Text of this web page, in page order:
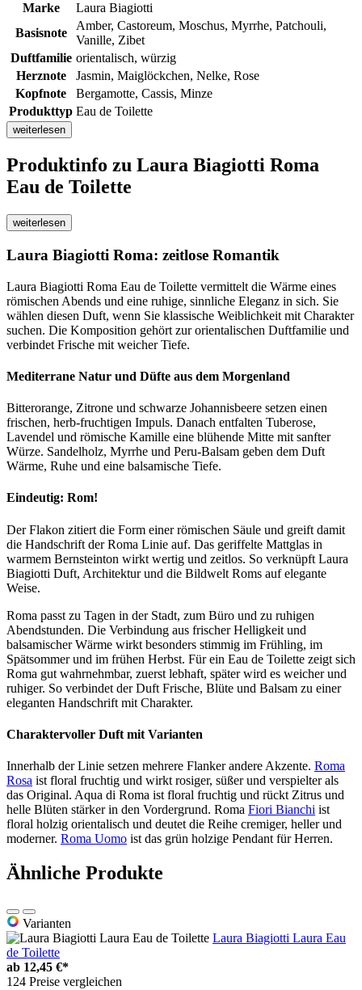
Marke
Laura Biagiotti
Basisnote
Amber, Castoreum, Moschus, Myrrhe, Patchouli,
Vanille, Zibet
Duftfamilie orientalisch, würzig
Herznote
Jasmin, Maiglöckchen, Nelke, Rose
Kopfnote
Bergamotte, Cassis, Minze
Produkttyp Eau de Toilette
weiterlesen
Produktinfo zu Laura Biagiotti Roma
Eau de Toilette
weiterlesen
Laura Biagiotti Roma: zeitlose Romantik
Laura Biagiotti Roma Eau de Toilette vermittelt die Wärme eines
römischen Abends und eine ruhige, sinnliche Eleganz in sich. Sie
wählen diesen Duft, wenn Sie klassische Weiblichkeit mit Charakter
suchen. Die Komposition gehört zur orientalischen Duftfamilie und
verbindet Frische mit weicher Tiefe.
Mediterrane Natur und Düfte aus dem Morgenland
Bitterorange, Zitrone und schwarze Johannisbeere setzen einen
frischen, herb-fruchtigen Impuls. Danach entfalten Tuberose,
Lavendel und römische Kamille eine blühende Mitte mit sanfter
Würze. Sandelholz, Myrrhe und Peru-Balsam geben dem Duft
Wärme, Ruhe und eine balsamische Tiefe.
Eindeutig: Rom!
Der Flakon zitiert die Form einer römischen Säule und greift damit
die Handschrift der Roma Linie auf. Das geriffelte Mattglas in
warmem Bernsteinton wirkt wertig und zeitlos. So verknüpft Laura
Biagiotti Duft, Architektur und die Bildwelt Roms auf elegante
Weise.
Roma passt zu Tagen in der Stadt, zum Büro und zu ruhigen
Abendstunden. Die Verbindung aus frischer Helligkeit und
balsamischer Wärme wirkt besonders stimmig im Frühling, im
Spätsommer und im frühen Herbst. Für ein Eau de Toilette zeigt sich
Roma gut wahrnehmbar, zuerst lebhaft, später wird es weicher und
ruhiger. So verbindet der Duft Frische, Blüte und Balsam zu einer
eleganten Handschrift mit Charakter.
Charaktervoller Duft mit Varianten
Innerhalb der Linie setzen mehrere Flanker andere Akzente. Roma
Rosa ist floral fruchtig und wirkt rosiger, süßer und verspielter als
das Original. Aqua di Roma ist floral fruchtig und rückt Zitrus und
helle Blüten stärker in den Vordergrund. Roma Fiori Bianchi ist
floral holzig orientalisch und deutet die Reihe cremiger, heller und
moderner. Roma Uomo ist das grün holzige Pendant für Herren.
Ähnliche Produkte
Varianten
Laura Biagiotti Laura Eau
de Toilette
ab 12,45 €*
124 Preise vergleichen